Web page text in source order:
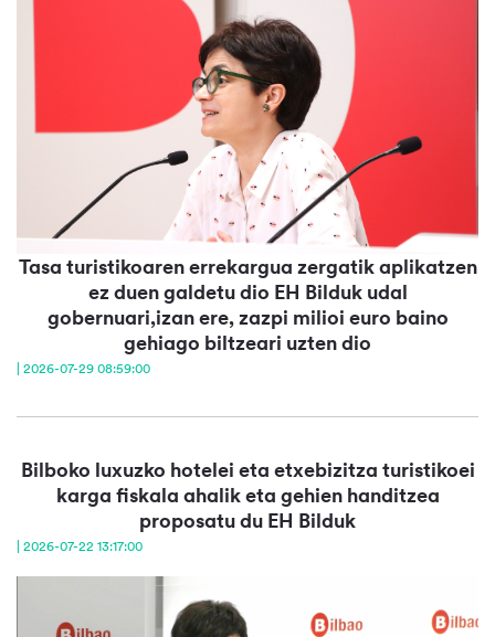
Tasa turistikoaren errekargua zergatik aplikatzen
ez duen galdetu dio EH Bilduk udal
gobernuari,izan ere, zazpi milioi euro baino
gehiago biltzeari uzten dio
| 2026-07-29 08:59:00
Bilboko luxuzko hotelei eta etxebizitza turistikoei
karga fiskala ahalik eta gehien handitzea
proposatu du EH Bilduk
| 2026-07-22 13:17:00